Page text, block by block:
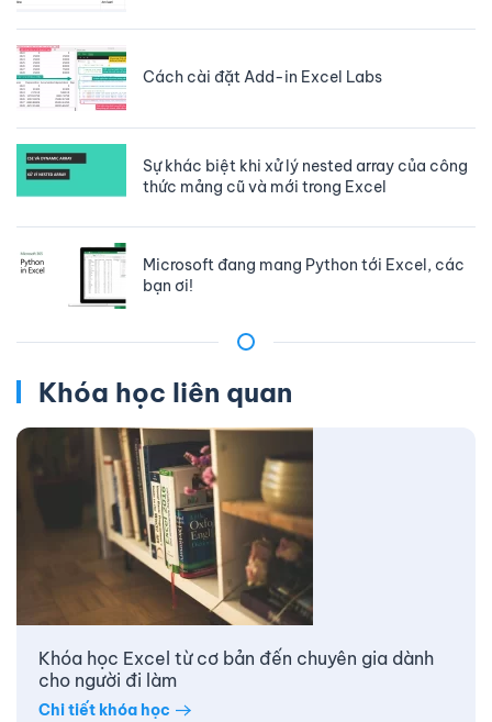
Cách cài đặt Add-in Excel Labs
Sự khác biệt khi xử lý nested array của công
thức mảng cũ và mới trong Excel
Microsoft đang mang Python tới Excel, các
bạn ơi!
Khóa học liên quan
Khóa học Excel từ cơ bản đến chuyên gia dành
cho người đi làm
Chi tiết khóa học